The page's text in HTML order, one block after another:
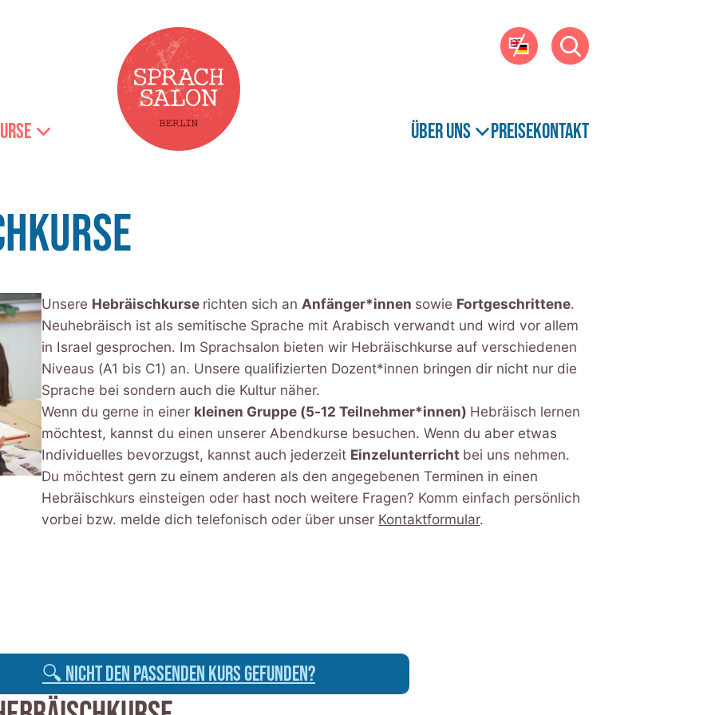
Suche
Über uns PreiseKontakt
EN
Unsere Hebräischkurse richten sich anAnfänger*innen sowie Fortgeschrittene.
Neuhebräisch ist als semitische Sprache mit Arabisch verwandt und wird vor allem
in Israel gesprochen. Im Sprachsalon bieten wir Hebräischkurse auf verschiedenen
Niveaus (A1 bis C1) an. Unsere qualifizierten Dozent*innen bringen dir nicht nur die
Sprache bei sondern auch die Kultur näher.
Wenn du gerne in einer kleinen Gruppe (5-12 Teilnehmer*innen) Hebräisch lernen
möchtest, kannst du einen unserer Abendkurse besuchen. Wenn du aber etwas
Individuelles bevorzugst, kannst auch jederzeit Einzelunterricht bei uns nehmen.
Du möchtest gern zu einem anderen als den angegebenen Terminen in einen
Hebräischkurs einsteigen oder hast noch weitere Fragen? Komm einfach persönlich
vorbei bzw. melde dich telefonisch oder über unser Kontaktformular.
🔍 Nicht den passenden KURS GEFUNDEN?